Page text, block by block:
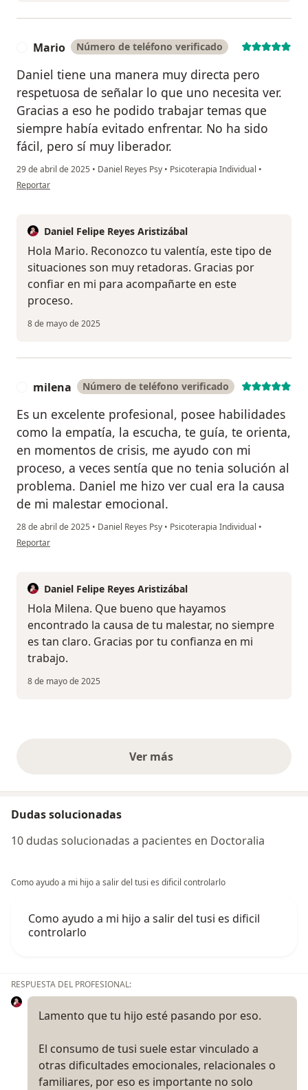
Mario Número de teléfono verificado
Daniel tiene una manera muy directa pero
respetuosa de señalar lo que uno necesita ver.
Gracias a eso he podido trabajar temas que
siempre había evitado enfrentar. No ha sido
fácil, pero sí muy liberador.
29 de abril de 2025 • Daniel Reyes Psy • Psicoterapia Individual •
en opinión del usuario Mario
Reportar
Daniel Felipe Reyes Aristizábal
Hola Mario. Reconozco tu valentía, este tipo de
situaciones son muy retadoras. Gracias por
confiar en mi para acompañarte en este
proceso.
8 de mayo de 2025
milena Número de teléfono verificado
Es un excelente profesional, posee habilidades
como la empatía, la escucha, te guía, te orienta,
en momentos de crisis, me ayudo con mi
proceso, a veces sentía que no tenia solución al
problema. Daniel me hizo ver cual era la causa
de mi malestar emocional.
28 de abril de 2025 • Daniel Reyes Psy • Psicoterapia Individual •
en opinión del usuario milena
Reportar
Daniel Felipe Reyes Aristizábal
Hola Milena. Que bueno que hayamos
encontrado la causa de tu malestar, no siempre
es tan claro. Gracias por tu confianza en mi
trabajo.
8 de mayo de 2025
Ver másopiniones anteriores
Dudas solucionadas
10 dudas solucionadas a pacientes en Doctoralia
Como ayudo a mi hijo a salir del tusi es dificil controlarlo
Como ayudo a mi hijo a salir del tusi es dificil
controlarlo
RESPUESTA DEL PROFESIONAL:
Lamento que tu hijo esté pasando por eso.
El consumo de tusi suele estar vinculado a
otras dificultades emocionales, relacionales o
familiares, por eso es importante no solo